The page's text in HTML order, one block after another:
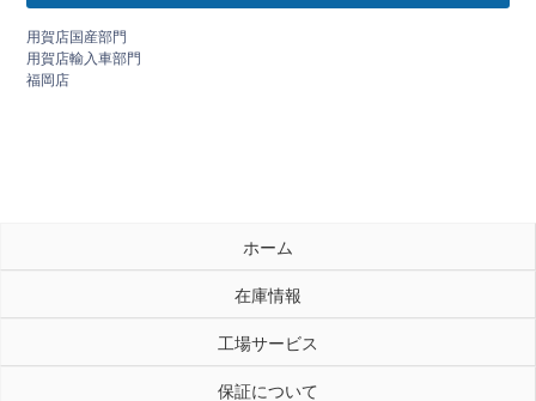
用賀店国産部門
用賀店輸入車部門
福岡店
ホーム
在庫情報
工場サービス
保証について